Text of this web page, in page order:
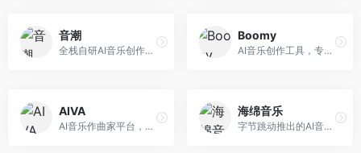
音潮
全栈自研AI音乐创作平台，支持从创作到发布的完整流程。面向独立音乐人和音乐工作室，提供作词作曲、编曲混音、音乐发布等服务，创作工具专业。
Boomy
AI音乐创作工具，专注于快速音乐生成与发布。面向音乐爱好者和业余创作者，支持一键生成原创音乐，可直接发布到音乐平台，创作门槛低。
AIVA
AI音乐作曲家平台，专注于古典和影视配乐创作。面向影视制作人和游戏开发者，提供原创音乐生成、配乐定制等服务，音乐风格专业，适合影视游戏配乐。
海绵音乐
字节跳动推出的AI音乐创作平台，支持多风格音乐生成。面向内容创作者和音乐爱好者，提供歌词创作、旋律生成、编曲制作等服务，创作效率高，适合短视频配乐。